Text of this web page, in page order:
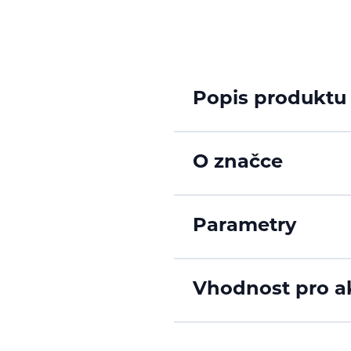
Popis produktu
O značce
Parametry
Vhodnost pro